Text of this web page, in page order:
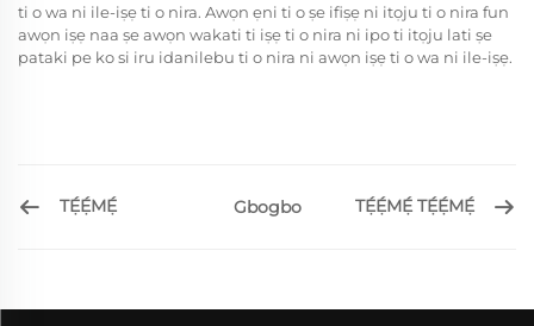
ti o wa ni ile-iṣẹ ti o nira. Awọn ẹni ti o ṣe ifiṣẹ ni itọju ti o nira fun
awọn iṣẹ naa ṣe awọn wakati ti iṣẹ ti o nira ni ipo ti itọju lati ṣe
pataki pe ko si iru idanilebu ti o nira ni awọn iṣẹ ti o wa ni ile-iṣẹ.
TẸ́Ẹ́MẸ́ Gbogbo TẸ́Ẹ́MẸ́ TẸ́Ẹ́MẸ́